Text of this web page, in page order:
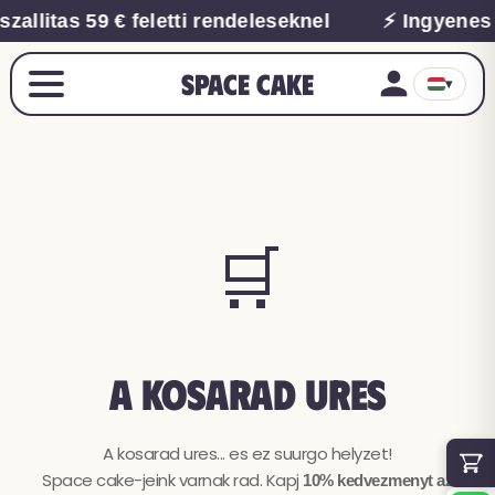
59 € feletti rendeleseknel ⚡
Space Cake ▾
🛒
A kosarad ures
A kosarad ures... es ez suurgo helyzet!
Space cake-jeink varnak rad. Kapj 10% kedvezmenyt az